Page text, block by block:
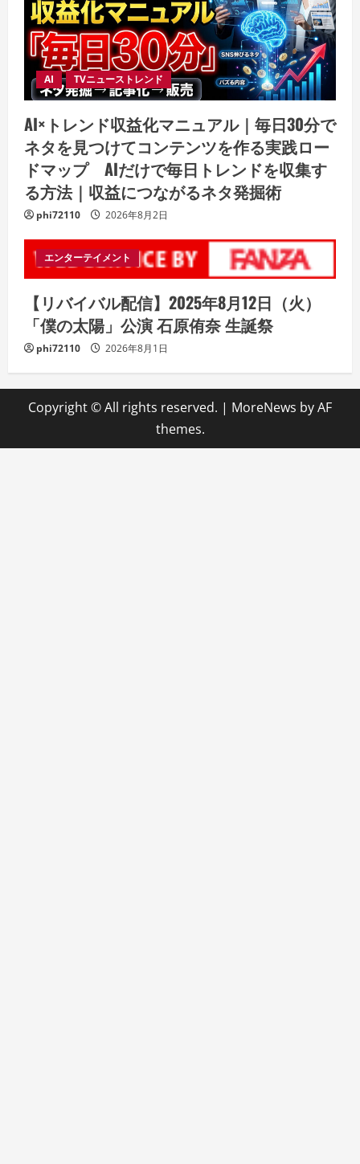
AI TVニューストレンド
AI×トレンド収益化マニュアル｜毎日30分で
ネタを見つけてコンテンツを作る実践ロー
ドマップ AIだけで毎日トレンドを収集す
る方法｜収益につながるネタ発掘術
phi72110 2026年8月2日
エンターテイメント
【リバイバル配信】2025年8月12日（火）
「僕の太陽」公演 石原侑奈 生誕祭
phi72110 2026年8月1日
Copyright © All rights reserved. | MoreNews by AF
themes.